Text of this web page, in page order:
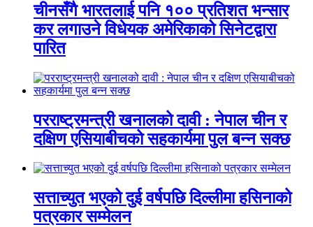
चीनसँगै भारतलाई पनि १०० प्रतिशत भन्सार
कर लगाउने विधेयक अमेरिकाको सिनेटद्वारा
पारित
परराष्ट्रमन्त्री खनालको दावी : नेपाल चीन र
दक्षिण एसियाबीचको सहकार्यमा पुल बन्न सक्छ
सत्ताच्युत भएको दुई वर्षपछि दिल्लीमा हसिनाको
पत्रकार सम्मेलन